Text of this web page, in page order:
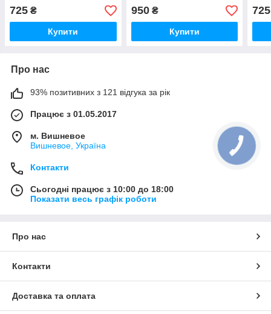
725 ₴
Купити
950₴
Купити
725
Про нас
93% позитивних з 121 відгука за рік
Працює з 01.05.2017
м. Вишневое
Вишневое, Україна
Контакти
Сьогодні працює з 10:00 до 18:00
Показати весь графік роботи
Про нас
Контакти
Доставка та оплата